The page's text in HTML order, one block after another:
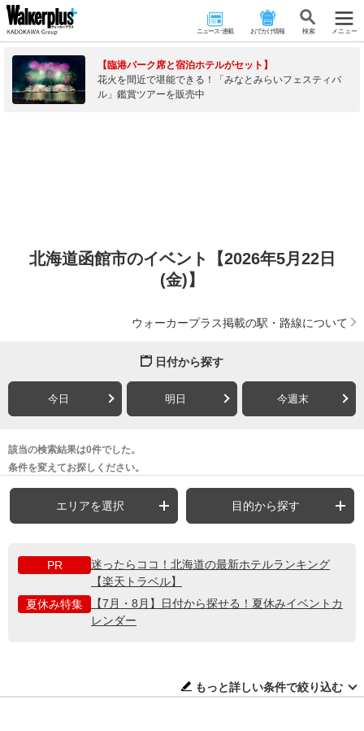
ニュース･連載 おでかけ情報 検 索 メニュー
【臨港パーク席と宿泊ホテルがセット】
花火を間近で堪能できる！「みなとみらいフェスティバ
ル」鑑賞ツアーを販売中
北海道函館市のイベント【2026年5月22日
(金)】
ウォーカープラス掲載の駅・路線について
日付から探す
今日 明日 今週末
該当の検索結果は0件でした。
条件を変えてお探しください。
エリアを選択 目的から探す
PR
迷ったらココ！北海道の最新ホテルランキング
【楽天トラベル】
夏休み特集
【7月・8月】日付から探せる！夏休みイベントカ
レンダー
もっと詳しい条件で絞り込む